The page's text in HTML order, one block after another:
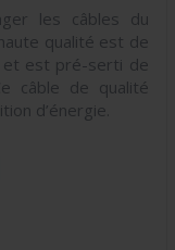
les câbles du
qualité est de
et est pré-serti de
câble de qualité
d’énergie.